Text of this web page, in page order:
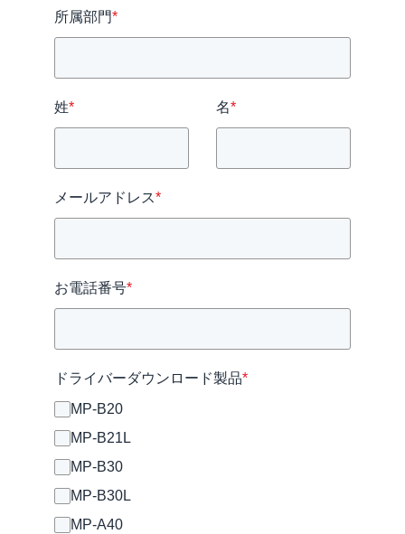
所属部門*
姓* 名*
メールアドレス*
お電話番号*
ドライバーダウンロード製品*
MP-B20
MP-B21L
MP-B30
MP-B30L
MP-A40